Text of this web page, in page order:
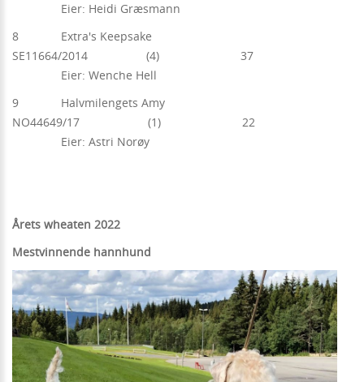
Eier: Heidi Græsmann
8 Extra's Keepsake
SE11664/2014 (4) 37
Eier: Wenche Hell
9 Halvmilengets Amy
NO44649/17 (1) 22
Eier: Astri Norøy
Årets wheaten 2022
Mestvinnende hannhund